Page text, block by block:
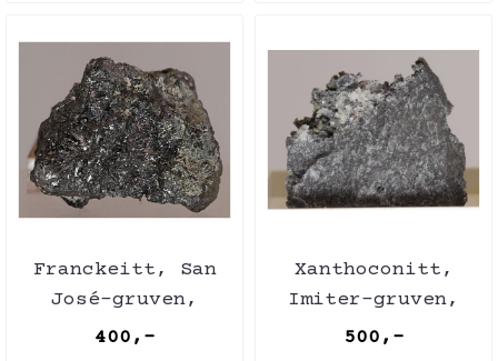
Franckeitt, San
José-gruven,
Bolivia
400,-
Xanthoconitt,
Imiter-gruven,
Marokko
500,-